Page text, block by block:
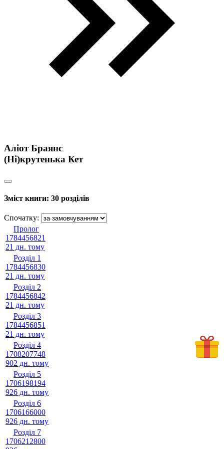
Аліот Браянс
(Ні)крутенька Кет
Зміст книги: 30 розділів
Спочатку:
Пролог
1784456821
21 дн. тому
Розділ 1
1784456830
21 дн. тому
Розділ 2
1784456842
21 дн. тому
Розділ 3
1784456851
21 дн. тому
Розділ 4
1708207748
902 дн. тому
Розділ 5
1706198194
926 дн. тому
Розділ 6
1706166000
926 дн. тому
Розділ 7
1706212800